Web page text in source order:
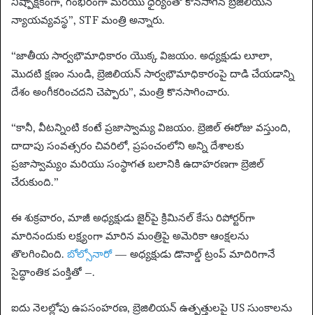
న్యాయవ్యవస్థ”, STF మంత్రి అన్నారు.
“జాతీయ సార్వభౌమాధికారం యొక్క విజయం. అధ్యక్షుడు లూలా,
మొదటి క్షణం నుండి, బ్రెజిలియన్ సార్వభౌమాధికారంపై దాడి చేయడాన్ని
దేశం అంగీకరించదని చెప్పారు”, మంత్రి కొనసాగించారు.
“కానీ, వీటన్నింటి కంటే ప్రజాస్వామ్య విజయం. బ్రెజిల్ ఈరోజు వస్తుంది,
దాదాపు సంవత్సరం చివరిలో, ప్రపంచంలోని అన్ని దేశాలకు
ప్రజాస్వామ్యం మరియు సంస్థాగత బలానికి ఉదాహరణగా బ్రెజిల్
చేరుకుంది.”
ఈ శుక్రవారం, మాజీ అధ్యక్షుడు జైర్‌పై క్రిమినల్ కేసు రిపోర్టర్‌గా
మారినందుకు లక్ష్యంగా మారిన మంత్రిపై అమెరికా ఆంక్షలను
తొలగించింది. బోల్సోనారో— అధ్యక్షుడు డొనాల్డ్ ట్రంప్ మాదిరిగానే
సైద్ధాంతిక పంక్తితో –.
ఐదు నెలల్లోపు ఉపసంహరణ, బ్రెజిలియన్ ఉత్పత్తులపై US సుంకాలను